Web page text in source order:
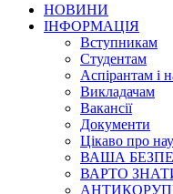
НОВИНИ
ІНФОРМАЦІЯ
Вступникам
Студентам
Аспірантам і
Викладачам
Вакансії
Документи
Цікаво про
ВАША
ВАРТО